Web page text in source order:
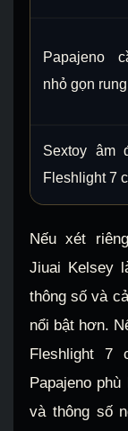
Papajeno
nhỏ gọn
Sextoy âm
Fleshlight 7
Nếu xét
Jiuai Kelsey
thông số và
nổi bật hơn.
Fleshlight
Papajeno
và thông số